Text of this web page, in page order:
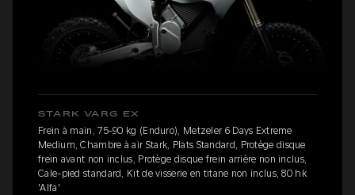
STARK VARG EX
Frein à main, 75-90 kg (Enduro), Metzeler 6 Days Extreme
Medium, Chambre à air Stark, Plats Standard, Protège disque
frein avant non inclus, Protège disque frein arrière non inclus,
Cale-pied standard, Kit de visserie en titane non inclus, 80 hk
'Alfa'